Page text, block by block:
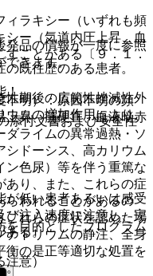
既往歴のある患者。
期後の広範性挫滅性外
ウムの増加作用により、
低い患者あるいは感受
び注入速度に注意し、完
ある。
注意）
ラキシー（いずれも頻
シー（気道内圧上昇、血
すことがある〔９．１．
明）：原因不明の頻
上昇、筋硬直、血液暗赤
ダライムの異常過熱・ソ
シドーシス、高カリウム
ン色尿）等を伴う重篤な
あり、また、これらの症
らわれることがあるの
これらの症状を認めた場
ナトリウムの静注、全身
衡の是正等適切な処置を
。
発品の情報が一度に参照
できます。
！
添付文書および安全性
目的としたプログラム